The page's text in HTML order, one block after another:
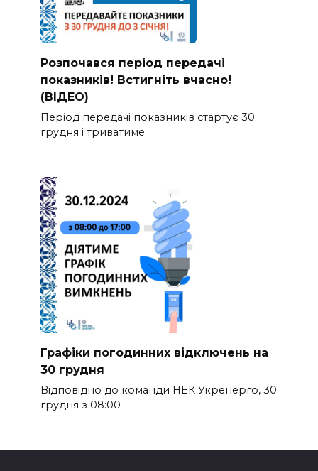
Розпочався період передачі
показників! Встигніть вчасно!
(ВІДЕО)
Період передачі показників стартує 30
грудня і триватиме
Графіки погодинних відключень на
30 грудня
Відповідно до команди НЕК Укренерго, 30
грудня з 08:00